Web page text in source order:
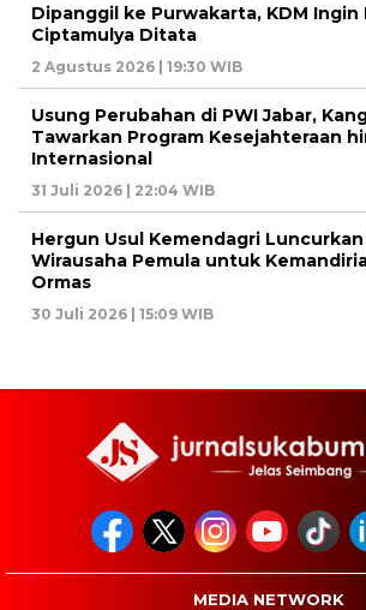
Dipanggil ke Purwakarta, KDM
Ciptamulya Ditata
2 Agustus 2026 | 19:30 WIB
Usung Perubahan di PWI Jabar,
Tawarkan Program Kesejahteraan
Internasional
31 Juli 2026 | 22:04 WIB
Hergun Usul Kemendagri
Wirausaha Pemula untuk
Ormas
30 Juli 2026 | 15:09 WIB
MEDIA NETWORK